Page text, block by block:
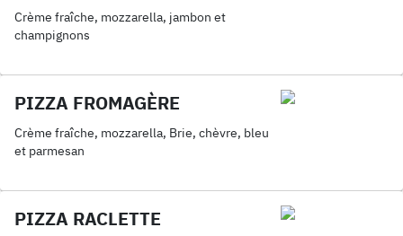
Crème fraîche, mozzarella, jambon et
champignons
PIZZA FROMAGÈRE
Crème fraîche, mozzarella, Brie, chèvre, bleu
et parmesan
PIZZA RACLETTE